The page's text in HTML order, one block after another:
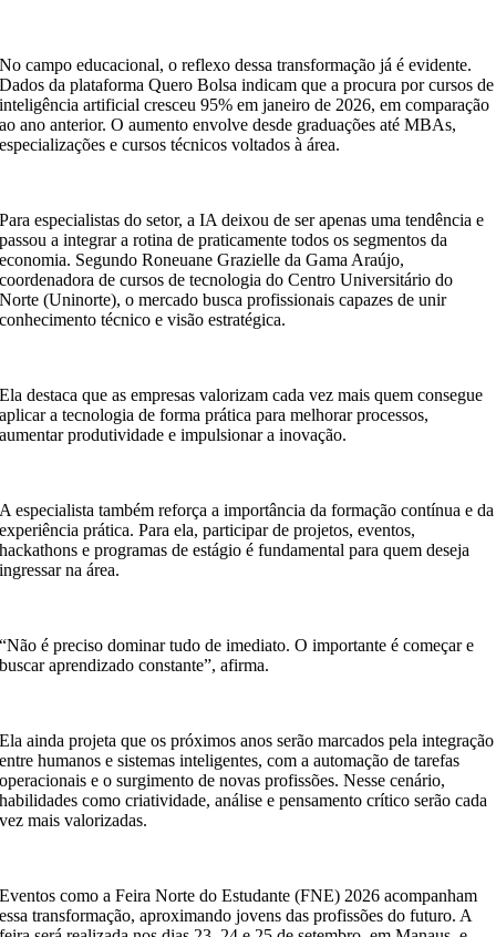
No campo educacional, o reflexo dessa transformação já é evidente.
Dados da plataforma Quero Bolsa indicam que a procura por cursos de
inteligência artificial cresceu 95% em janeiro de 2026, em comparação
ao ano anterior. O aumento envolve desde graduações até MBAs,
especializações e cursos técnicos voltados à área.
Para especialistas do setor, a IA deixou de ser apenas uma tendência e
passou a integrar a rotina de praticamente todos os segmentos da
economia. Segundo Roneuane Grazielle da Gama Araújo,
coordenadora de cursos de tecnologia do Centro Universitário do
Norte (Uninorte), o mercado busca profissionais capazes de unir
conhecimento técnico e visão estratégica.
Ela destaca que as empresas valorizam cada vez mais quem consegue
aplicar a tecnologia de forma prática para melhorar processos,
aumentar produtividade e impulsionar a inovação.
A especialista também reforça a importância da formação contínua e da
experiência prática. Para ela, participar de projetos, eventos,
hackathons e programas de estágio é fundamental para quem deseja
ingressar na área.
“Não é preciso dominar tudo de imediato. O importante é começar e
buscar aprendizado constante”, afirma.
Ela ainda projeta que os próximos anos serão marcados pela integração
entre humanos e sistemas inteligentes, com a automação de tarefas
operacionais e o surgimento de novas profissões. Nesse cenário,
habilidades como criatividade, análise e pensamento crítico serão cada
vez mais valorizadas.
Eventos como a Feira Norte do Estudante (FNE) 2026 acompanham
essa transformação, aproximando jovens das profissões do futuro. A